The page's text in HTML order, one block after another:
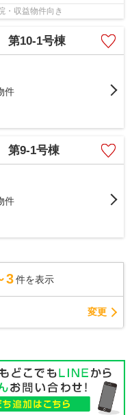
・収益物件向き
第10-1号棟
件
第9-1号棟
件
3 件を表示
変更